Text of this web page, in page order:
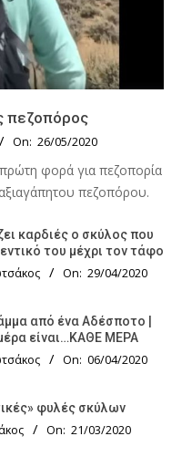
πεζοπόρος
On: 26/05/2020
φορά για πεζοπορία
πεζοπόρου.
καρδιές ο σκύλος που
του μέχρι τον τάφο
On: 29/04/2020
από ένα Αδέσποτο |
είναι…ΚΑΘΕ ΜΕΡΑ
On: 06/04/2020
φυλές σκύλων
On: 21/03/2020